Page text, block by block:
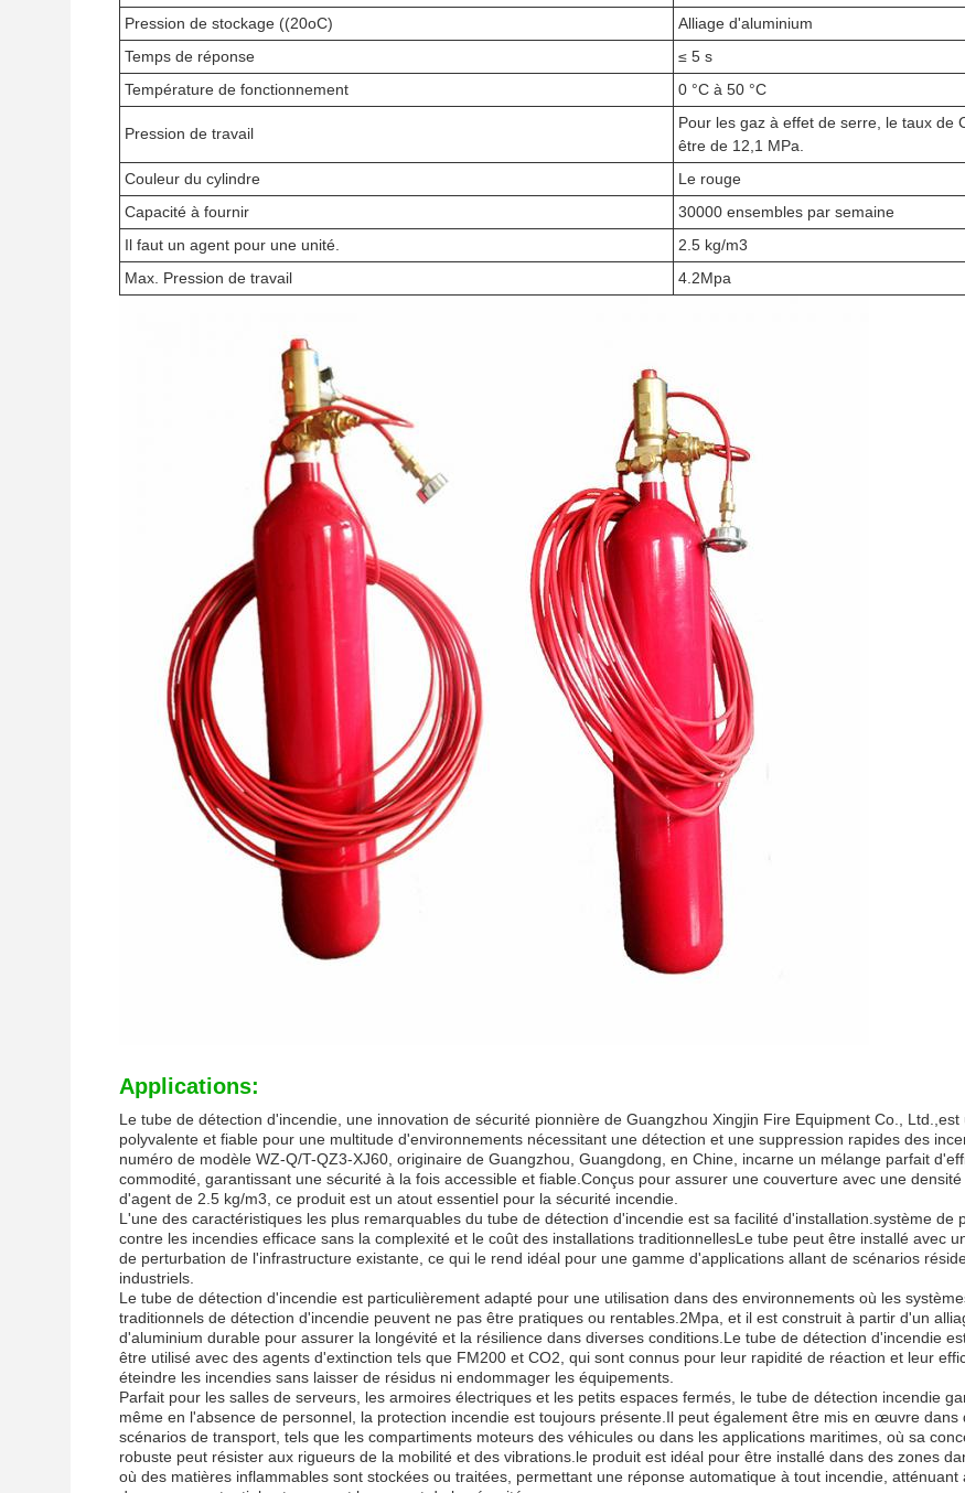
Pression de stockage ((20oC)
Alliage d'aluminium
Temps de réponse
≤ 5 s
Température de fonctionnement
0 °C à 50 °C
Pression de travail
Pour les gaz à effet de serre, le taux de
être de 12,1 MPa.
Couleur du cylindre
Le rouge
Capacité à fournir
30000 ensembles par semaine
Il faut un agent pour une unité.
2.5 kg/m3
Max. Pression de travail
4.2Mpa
Applications:
Le tube de détection d'incendie, une innovation de sécurité pionnière de Guangzhou Xingjin Fire Equipment Co., Ltd.,est
polyvalente et fiable pour une multitude d'environnements nécessitant une détection et une suppression rapides des
numéro de modèle WZ-Q/T-QZ3-XJ60, originaire de Guangzhou, Guangdong, en Chine, incarne un mélange parfait
commodité, garantissant une sécurité à la fois accessible et fiable.Conçus pour assurer une couverture avec une
d'agent de 2.5 kg/m3, ce produit est un atout essentiel pour la sécurité incendie.
L'une des caractéristiques les plus remarquables du tube de détection d'incendie est sa facilité d'installation.système de
contre les incendies efficace sans la complexité et le coût des installations traditionnellesLe tube peut être installé avec
de perturbation de l'infrastructure existante, ce qui le rend idéal pour une gamme d'applications allant de scénarios
industriels.
Le tube de détection d'incendie est particulièrement adapté pour une utilisation dans des environnements où les
traditionnels de détection d'incendie peuvent ne pas être pratiques ou rentables.2Mpa, et il est construit à partir d'un
d'aluminium durable pour assurer la longévité et la résilience dans diverses conditions.Le tube de détection d'incendie
être utilisé avec des agents d'extinction tels que FM200 et CO2, qui sont connus pour leur rapidité de réaction et leur
éteindre les incendies sans laisser de résidus ni endommager les équipements.
Parfait pour les salles de serveurs, les armoires électriques et les petits espaces fermés, le tube de détection incendie
même en l'absence de personnel, la protection incendie est toujours présente.Il peut également être mis en œuvre dans
scénarios de transport, tels que les compartiments moteurs des véhicules ou dans les applications maritimes, où sa
robuste peut résister aux rigueurs de la mobilité et des vibrations.le produit est idéal pour être installé dans des zones
où des matières inflammables sont stockées ou traitées, permettant une réponse automatique à tout incendie, atténuant